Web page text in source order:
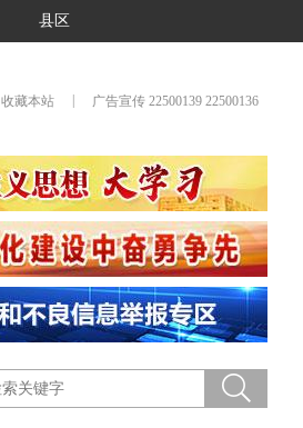
县区
收藏本站 广告宣传 22500139 22500136